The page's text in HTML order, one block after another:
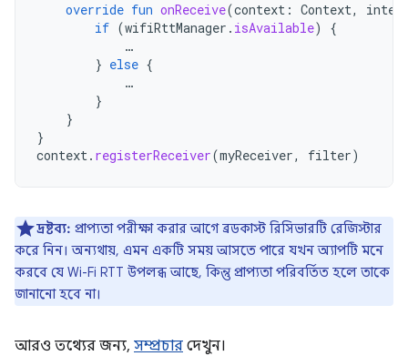
override fun onReceive(context : Context,
if (wifiRttManager . isAvailable)
{
…
} else {
…
}
}
}
context. registerReceiver(myReceiver, filter)
দ্রষ্টব্য: প্রাপ্যতা পরীক্ষা করার আগে ব্রডকাস্ট রিসিভারটি রেজিস্টার
করে নিন। অন্যথায়, এমন একটি সময় আসতে পারে যখন অ্যাপটি মনে
করবে যে Wi-Fi RTT উপলব্ধ আছে, কিন্তু প্রাপ্যতা পরিবর্তিত হলে তাকে
জানানো হবে না।
আরও তথ্যের জন্য, সম্প্রচার দেখুন।